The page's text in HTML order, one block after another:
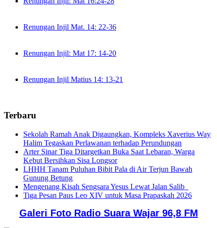
Renungan Injil Mat. 14: 22-36
Renungan Injil: Mat 17: 14-20
Renungan Injil Matius 14: 13-21
Terbaru
Sekolah Ramah Anak Digaungkan, Kompleks Xaverius Way
Halim Tegaskan Perlawanan terhadap Perundungan
Arter Sinar Tiga Ditargetkan Buka Saat Lebaran, Warga
Kebut Bersihkan Sisa Longsor
LHHH Tanam Puluhan Bibit Pala di Air Terjun Bawah
Gunung Betung
Mengenang Kisah Sengsara Yesus Lewat Jalan Salib
Tiga Pesan Paus Leo XIV untuk Masa Prapaskah 2026
Galeri Foto Radio Suara Wajar 96,8 FM